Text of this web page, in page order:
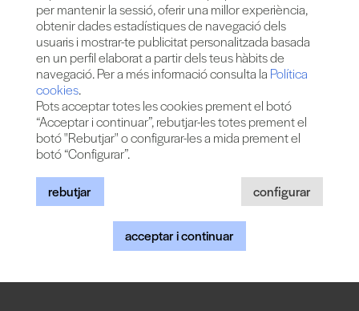
Més de 25 anys oferint la millor música en directe des de
Concerts, festivals i esdeveniments de gran convocatòria.
© 2026 TheProject Music Company, S.L. |
per mantenir la sessió, oferir una millor experiència,
obtenir dades estadístiques de navegació dels
usuaris i mostrar-te publicitat personalitzada basada
en un perfil elaborat a partir dels teus hàbits de
navegació. Per a més informació consulta la Política
cookies.
Pots acceptar totes les cookies prement el botó
“Acceptar i continuar”, rebutjar-les totes prement el
botó "Rebutjar" o configurar-les a mida prement el
botó “Configurar”.
rebutjar configurar
acceptar i continuar